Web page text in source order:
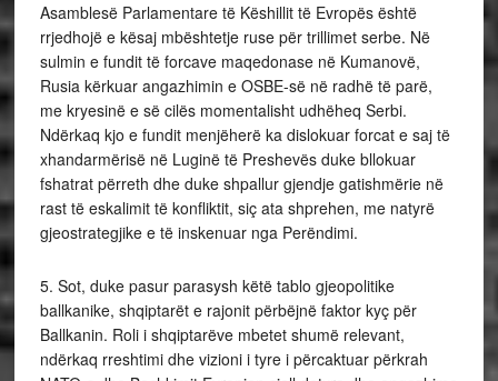
Asamblesë Parlamentare të Këshillit të Evropës është
rrjedhojë e kësaj mbështetje ruse për trillimet serbe. Në
sulmin e fundit të forcave maqedonase në Kumanovë,
Rusia kërkuar angazhimin e OSBE-së në radhë të parë,
me kryesinë e së cilës momentalisht udhëheq Serbi.
Ndërkaq kjo e fundit menjëherë ka dislokuar forcat e saj të
xhandarmërisë në Luginë të Preshevës duke bllokuar
fshatrat përreth dhe duke shpallur gjendje gatishmërie në
rast të eskalimit të konfliktit, siç ata shprehen, me natyrë
gjeostrategjike e të inskenuar nga Perëndimi.
5. Sot, duke pasur parasysh këtë tablo gjeopolitike
ballkanike, shqiptarët e rajonit përbëjnë faktor kyç për
Ballkanin. Roli i shqiptarëve mbetet shumë relevant,
ndërkaq rreshtimi dhe vizioni i tyre i përcaktuar përkrah